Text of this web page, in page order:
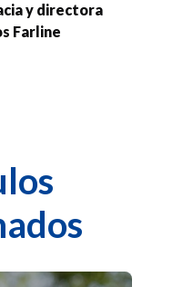
y directora
Farline